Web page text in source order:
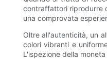
contraffattori riprodurre
una comprovata
Oltre all'autenticità, un
colori vibranti e
L'ispezione della